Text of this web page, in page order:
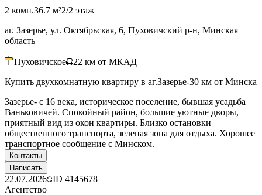
2 комн.36.7 м²2/2 этаж
аг. Зазерье, ул. Октябрьская, 6, Пуховичский р-н, Минская
область
Пуховичское 22 км от МКАД
Купить двухкомнатную квартиру в аг.Зазерье-30 км от Минска
Зазерье- с 16 века, историческое поселение, бывшая усадьба
Ваньковичей. Спокойный район, большие уютные дворы,
приятный вид из окон квартиры. Близко остановки
общественного транспорта, зеленая зона для отдыха. Хорошее
транспортное сообщение с Минском.
Контакты
Написать
22.07.2026 ID 4145678
Агентство